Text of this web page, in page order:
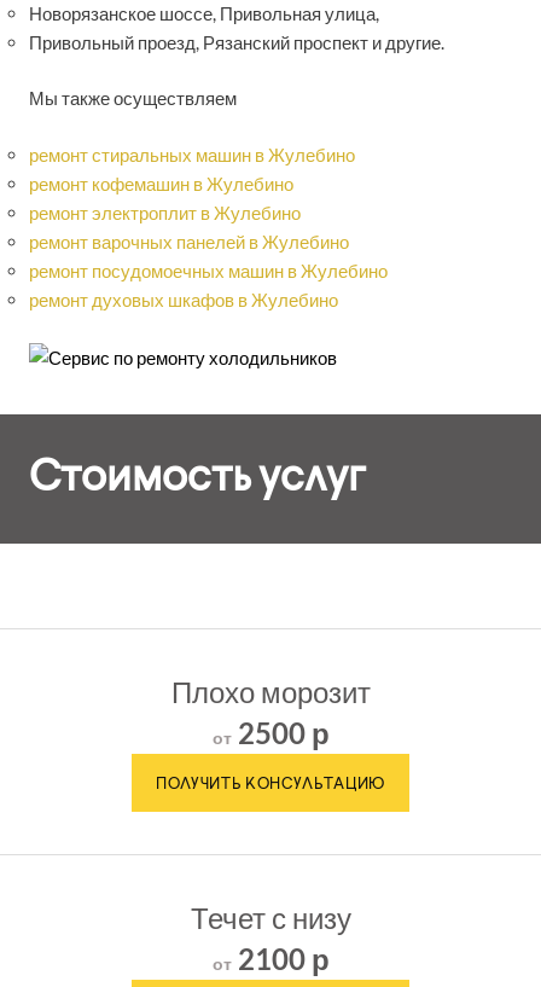
Новорязанское шоссе, Привольная улица,
Привольный проезд, Рязанский проспект и другие.
Мы также осуществляем
ремонт стиральных машин в Жулебино
ремонт кофемашин в Жулебино
ремонт электроплит в Жулебино
ремонт варочных панелей в Жулебино
ремонт посудомоечных машин в Жулебино
ремонт духовых шкафов в Жулебино
Стоимость услуг
Плохо морозит
от2500 р
Течет с низу
от2100 р